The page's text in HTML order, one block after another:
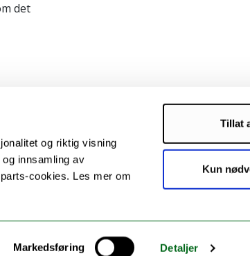
og riktig visning
innsamling av
cookies. Les mer om
Markedsføring Detaljer
Tillat
Kun
det